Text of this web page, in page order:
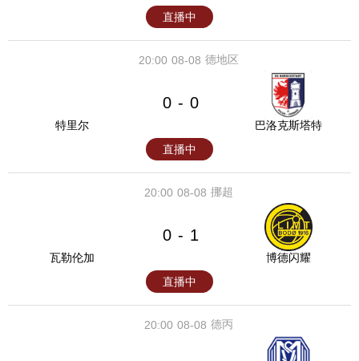
直播中
08-08
20:00 德地区
特里尔
0 - 0
巴洛克斯塔特
直播中
08-08
20:00 挪超
瓦勒伦加
0 - 1
博德闪耀
直播中
08-08
20:00 德丙